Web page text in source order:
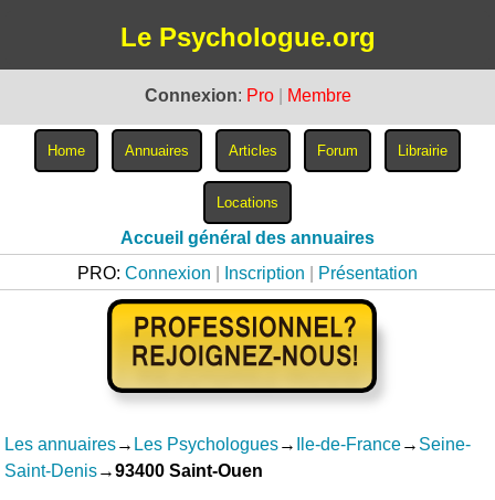
Le Psychologue.org
Connexion: Pro Membre
Accueil général des annuaires
PRO: Connexion Inscription Présentation
Les annuaires→ Les Psychologues→ Ile-de-France→ Seine-
Saint-Denis→93400 Saint-Ouen